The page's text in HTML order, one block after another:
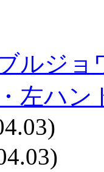
ルジョ
左ハン